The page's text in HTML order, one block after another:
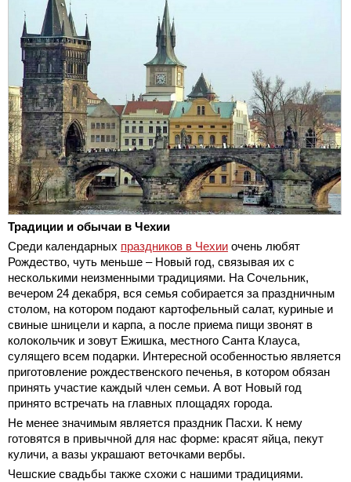
Традиции и обычаи в Чехии
Среди календарных праздников в Чехии очень любят
Рождество, чуть меньше – Новый год, связывая их с
несколькими неизменными традициями. На Сочельник,
вечером 24 декабря, вся семья собирается за праздничным
столом, на котором подают картофельный салат, куриные и
свиные шницели и карпа, а после приема пищи звонят в
колокольчик и зовут Ежишка, местного Санта Клауса,
сулящего всем подарки. Интересной особенностью является
приготовление рождественского печенья, в котором обязан
принять участие каждый член семьи. А вот Новый год
принято встречать на главных площадях города.
Не менее значимым является праздник Пасхи. К нему
готовятся в привычной для нас форме: красят яйца, пекут
куличи, а вазы украшают веточками вербы.
Чешские свадьбы также схожи с нашими традициями.